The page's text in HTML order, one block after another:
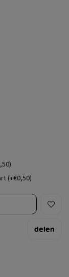
(+€0,50)
delen